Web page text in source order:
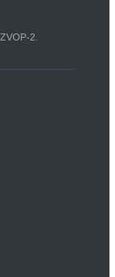
2.